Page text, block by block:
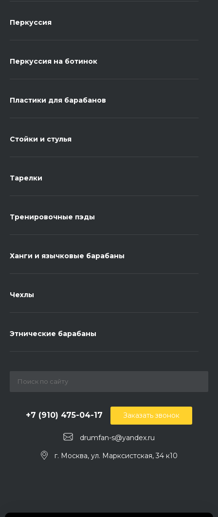
Перкуссия
Перкуссия на ботинок
Пластики для барабанов
Стойки и стулья
Тарелки
Тренировочные пэды
Ханги и язычковые барабаны
Чехлы
Этнические барабаны
+7 (910) 475-04-17
drumfan-s@yandex.ru
Заказать звонок
г. Москва, ул. Марксистская, 34 к10